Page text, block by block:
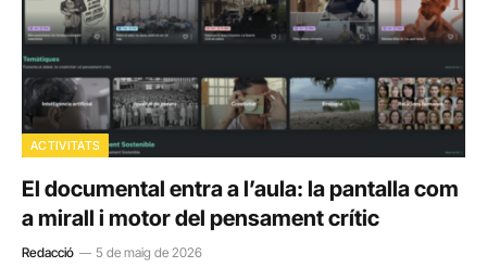
ACTIVITATS
El documental entra a l’aula: la pantalla com
a mirall i motor del pensament crític
Redacció 5 de maig de 2026